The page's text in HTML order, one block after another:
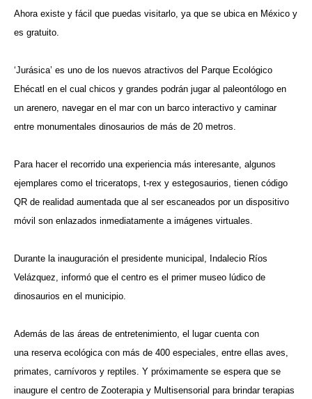
Ahora existe y fácil que puedas visitarlo, ya que se ubica en México y
es gratuito.
‘Jurásica’ es uno de los nuevos atractivos del Parque Ecológico
Ehécatl en el cual chicos y grandes podrán jugar al paleontólogo en
un arenero, navegar en el mar con un barco interactivo y caminar
entre monumentales dinosaurios de más de 20 metros.
Para hacer el recorrido una experiencia más interesante, algunos
ejemplares como el triceratops, t-rex y estegosaurios, tienen código
QR de realidad aumentada que al ser escaneados por un dispositivo
móvil son enlazados inmediatamente a imágenes virtuales.
Durante la inauguración el presidente municipal, Indalecio Ríos
Velázquez, informó que el centro es el primer museo lúdico de
dinosaurios en el municipio.
Además de las áreas de entretenimiento, el lugar cuenta con
una reserva ecológica con más de 400 especiales, entre ellas aves,
primates, carnívoros y reptiles. Y próximamente se espera que se
inaugure el centro de Zooterapia y Multisensorial para brindar terapias